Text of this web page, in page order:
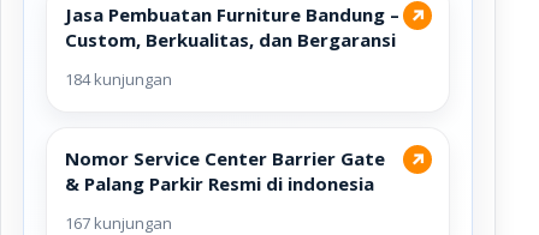
↗
Jasa Pembuatan Furniture Bandung –
Custom, Berkualitas, dan Bergaransi
184 kunjungan
↗
Nomor Service Center Barrier Gate
& Palang Parkir Resmi di indonesia
167 kunjungan